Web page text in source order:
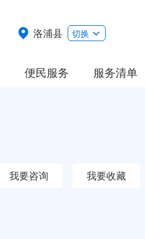
洛浦县 切换
便民服务 服务清单
我要咨询 我要收藏